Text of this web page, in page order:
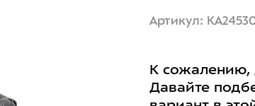
Артикул:
К сожалению,
Давайте